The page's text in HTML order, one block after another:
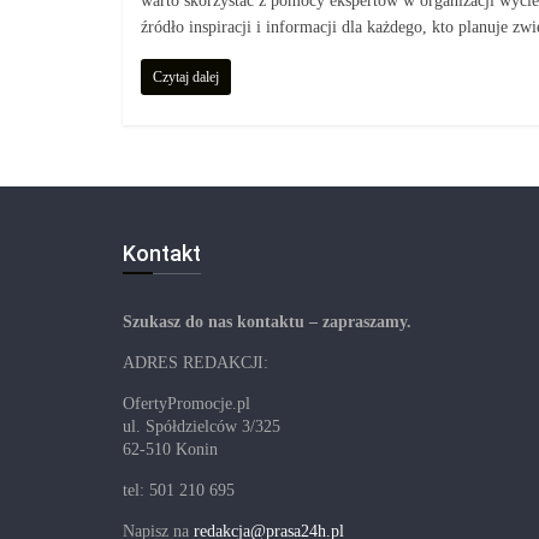
źródło inspiracji i informacji dla każdego, kto planuje
Czytaj dalej
Kontakt
Szukasz do nas kontaktu – zapraszamy.
ADRES REDAKCJI:
OfertyPromocje.pl
ul. Spółdzielców 3/325
62-510 Konin
tel: 501 210 695
Napisz na redakcja@prasa24h.pl